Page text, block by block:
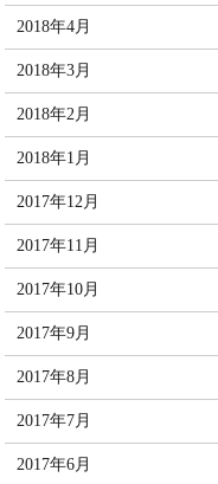
2018年4月
2018年3月
2018年2月
2018年1月
2017年12月
2017年11月
2017年10月
2017年9月
2017年8月
2017年7月
2017年6月